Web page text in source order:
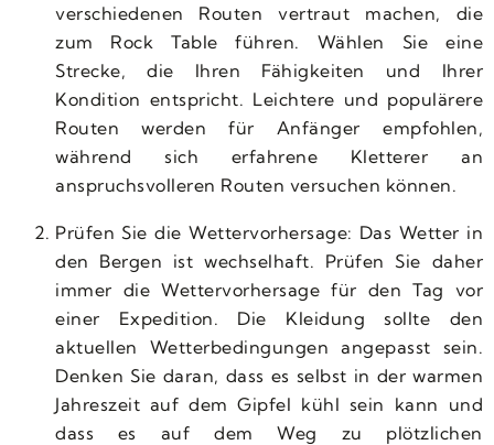
verschiedenen Routen vertraut machen, die
zum Rock Table führen. Wählen Sie eine
Strecke, die Ihren Fähigkeiten und Ihrer
Kondition entspricht. Leichtere und populärere
Routen werden für Anfänger empfohlen,
während sich erfahrene Kletterer an
anspruchsvolleren Routen versuchen können.
Prüfen Sie die Wettervorhersage: Das Wetter in
den Bergen ist wechselhaft. Prüfen Sie daher
immer die Wettervorhersage für den Tag vor
einer Expedition. Die Kleidung sollte den
aktuellen Wetterbedingungen angepasst sein.
Denken Sie daran, dass es selbst in der warmen
Jahreszeit auf dem Gipfel kühl sein kann und
dass es auf dem Weg zu plötzlichen